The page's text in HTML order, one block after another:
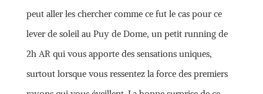
peut aller les chercher comme ce fut le cas pour ce
lever de soleil au Puy de Dome, un petit running de
2h AR qui vous apporte des sensations uniques,
surtout lorsque vous ressentez la force des premiers